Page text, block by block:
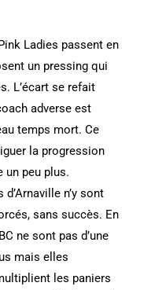
Ladies passent en
un pressing qui
L’écart se refait
adverse est
temps mort. Ce
la progression
un peu plus.
n’y sont
sans succès. En
ne sont pas d’une
mais elles
les paniers